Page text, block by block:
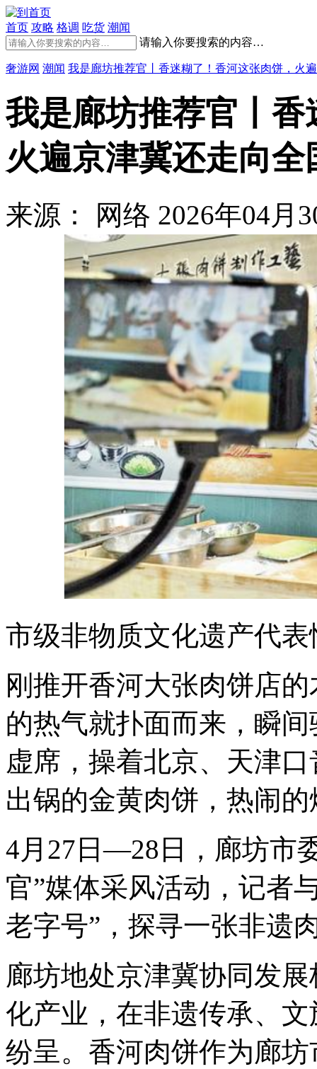
首页 攻略 格调 吃货 潮闻
请输入你要搜索的内容…
奢游网 潮闻 我是廊坊推荐官丨香迷糊了！香河这张肉饼，火
我是廊坊推荐官丨
火遍京津冀还走向全
来源： 网络 2026年04月
市级非物质文化遗产代
刚推开香河大张肉饼店
的热气就扑面而来，瞬
虚席，操着北京、天津
出锅的金黄肉饼，热闹
4月27日—28日，廊坊市
官”媒体采风活动，记者
老字号”，探寻一张非遗
廊坊地处京津冀协同发
化产业，在非遗传承、
纷呈。香河肉饼作为廊